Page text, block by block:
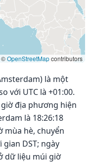
©OpenStreetMapcontributors
là một
với UTC là +01:00.
giờ địa phương hiện
là 18:26:18
mùa hè, chuyển
DST; ngày
dữ liệu múi giờ